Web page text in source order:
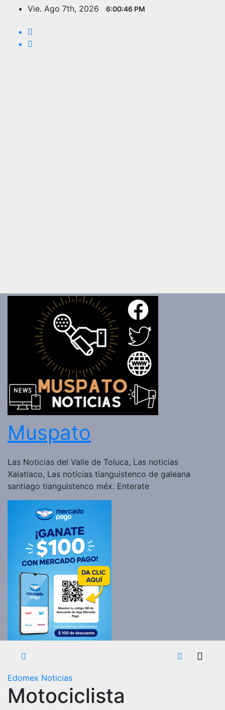
Saltar
contenido
Vie. Ago 7th, 2026 6:00:47 PM
Muspato
Las Noticias del Valle de Toluca, Las noticias
Xalatlaco, Las noticias tianguistenco de galeana
santiago tianguistenco méx. Enterate
Edomex Noticias
Motociclista